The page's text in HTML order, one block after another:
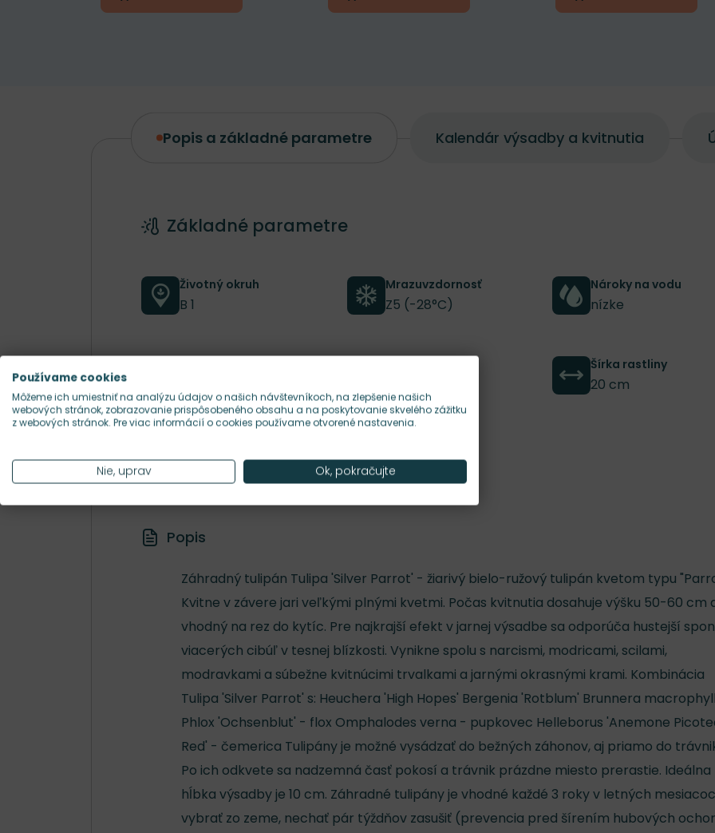
Popis a základné parametre Kalendár výsadby a kvitnutia
Popis a základné parametre
Základné parametre
Životný okruh
B 1
Mrazuvzdornosť
Z5 (-28°C)
Nároky na vodu
nízke
Šírka rastliny
20 cm
18 ks/m² S
Popis
Záhradný tulipán Tulipa 'Silver Parrot' - žiarivý bielo-ružový tulipán kvetom typu
Kvitne v závere jari veľkými plnými kvetmi. Počas kvitnutia dosahuje výšku 50-60 cm
vhodný na rez do kytíc. Pre najkrajší efekt v jarnej výsadbe sa odporúča hustejší spon
viacerých cibúľ v tesnej blízkosti. Vynikne spolu s narcismi, modricami, scilami,
modravkami a súbežne kvitnúcimi trvalkami a jarnými okrasnými krami. Kombinácia
Tulipa 'Silver Parrot' s: Heuchera 'High Hopes' Bergenia 'Rotblum' Brunnera
Phlox 'Ochsenblut' - flox Omphalodes verna - pupkovec Helleborus 'Anemone
Red' - čemerica Tulipány je možné vysádzať do bežných záhonov, aj priamo do
Po ich odkvete sa nadzemná časť pokosí a trávnik prázdne miesto prerastie. Ideálna
hĺbka výsadby je 10 cm. Záhradné tulipány je vhodné každé 3 roky v letných
vybrať zo zeme, nechať pár týždňov zasušiť (prevencia pred šírením hubových
Používame cookies
Môžeme ich umiestniť na analýzu údajov o našich návštevníkoch, na zlepšenie našich
webových stránok, zobrazovanie prispôsobeného obsahu a na poskytovanie skvelého zážitku
z webových stránok. Pre viac informácií o cookies používame otvorené nastavenia.
Nie, uprav Ok, pokračujte